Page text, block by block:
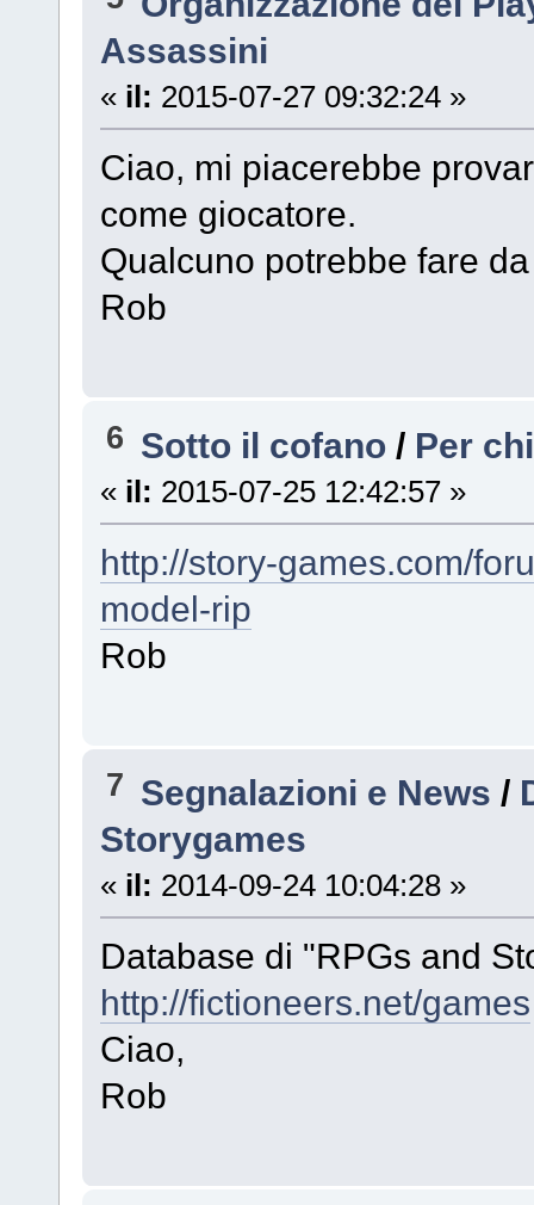
Assassini
« il: 2015-07-27 09:32:24 »
Ciao, mi piacerebbe
come giocatore.
Qualcuno potrebbe fare
Rob
6 Sotto il cofano / Per
« il: 2015-07-25 12:42:57 »
http://story-games.com/
model-rip
Rob
7 Segnalazioni e News /
Storygames
« il: 2014-09-24 10:04:28 »
Database di "RPGs and
http://fictioneers.net/games
Ciao,
Rob